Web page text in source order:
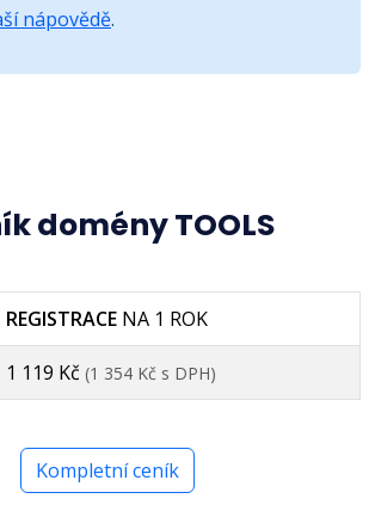
nápovědě.
domény TOOLS
REGISTRACE NA 1 ROK
1 119 Kč (1 354 Kč s DPH)
Kompletní ceník